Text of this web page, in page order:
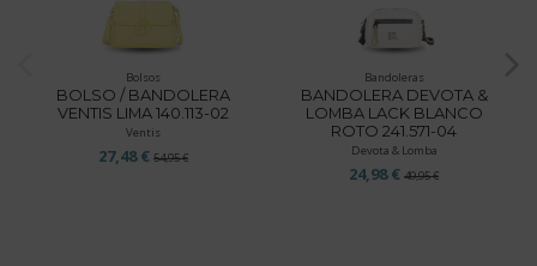
Bolsos
BOLSO / BANDOLERA
VENTIS LIMA 140.113-02
Ventis
27,48 € 54,95 €
Bandoleras
BANDOLERA DEVOTA &
LOMBA LACK BLANCO
ROTO 241.571-04
Devota & Lomba
24,98 € 49,95 €